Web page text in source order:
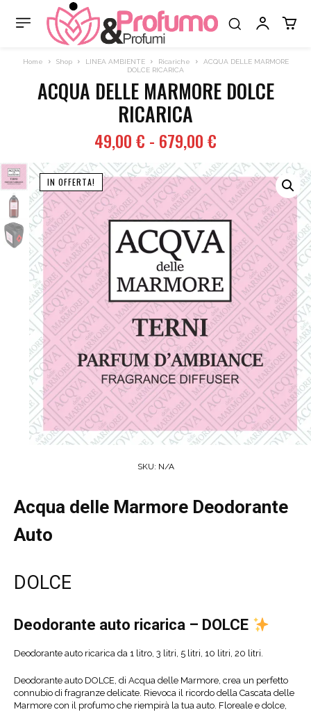
Home Shop LINEA AMBIENTE Ricariche
ACQUA DELLE MARMORE
DOLCE RICARICA
ACQUA DELLE MARMORE DOLCE
RICARICA
49,00€ - 679,00€
di
prezzo:
da
49,00 €
a
679,00 €
IN OFFERTA!
SKU: N/A
Acqua delle Marmore Deodorante
Auto
DOLCE
Deodorante auto ricarica – DOLCE
Deodorante auto ricarica da 1 litro, 3 litri, 5 litri, 10 litri, 20 litri.
Deodorante auto DOLCE, di Acqua delle Marmore, crea un perfetto
connubio di fragranze delicate. Rievoca il ricordo della Cascata delle
Marmore con il profumo che riempirà la tua auto. Floreale e dolce,